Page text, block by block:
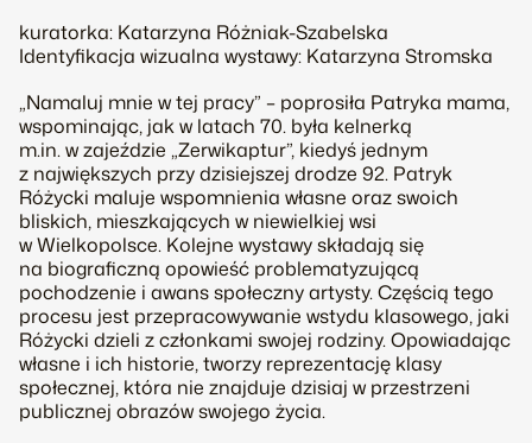
kuratorka: Katarzyna Różniak-Szabelska
Identyfikacja wizualna wystawy: Katarzyna Stromska
„Namaluj mnie w tej pracy” – poprosiła Patryka mama,
wspominając, jak w latach 70. była kelnerką
m.in. w zajeździe „Zerwikaptur”, kiedyś jednym
z największych przy dzisiejszej drodze 92. Patryk
Różycki maluje wspomnienia własne oraz swoich
bliskich, mieszkających w niewielkiej wsi
w Wielkopolsce. Kolejne wystawy składają się
na biograficzną opowieść problematyzującą
pochodzenie i awans społeczny artysty. Częścią tego
procesu jest przepracowywanie wstydu klasowego, jaki
Różycki dzieli z członkami swojej rodziny. Opowiadając
własne i ich historie, tworzy reprezentację klasy
społecznej, która nie znajduje dzisiaj w przestrzeni
publicznej obrazów swojego życia.